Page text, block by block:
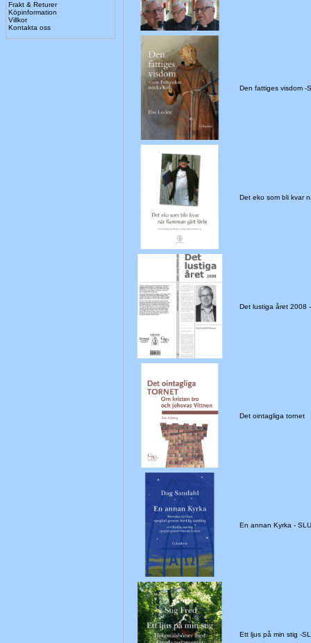
Frakt & Returer
Köpinformation
Villkor
Kontakta oss
Den fattiges visdom -
Det eko som bli kvar
Det lustiga året 2008
Det ointagliga tornet
En annan Kyrka -
Ett ljus på min stig -